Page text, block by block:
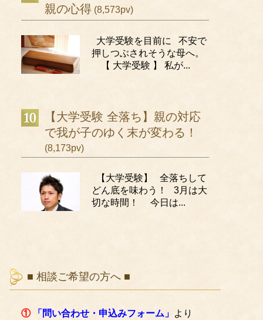
親の心得 (8,573pv)
大学受験を目前に 不安で
押しつぶされそうな母へ。
【 大学受験 】 私が...
【大学受験 全落ち】親の対応
で我が子のゆく末が変わる！
(8,173pv)
【大学受験】 全落ちして
どん底を味わう！ 3月は大
切な時間！ 今日は...
■ 相談ご希望の方へ ■
① 「問い合わせ・申込みフォーム」 より